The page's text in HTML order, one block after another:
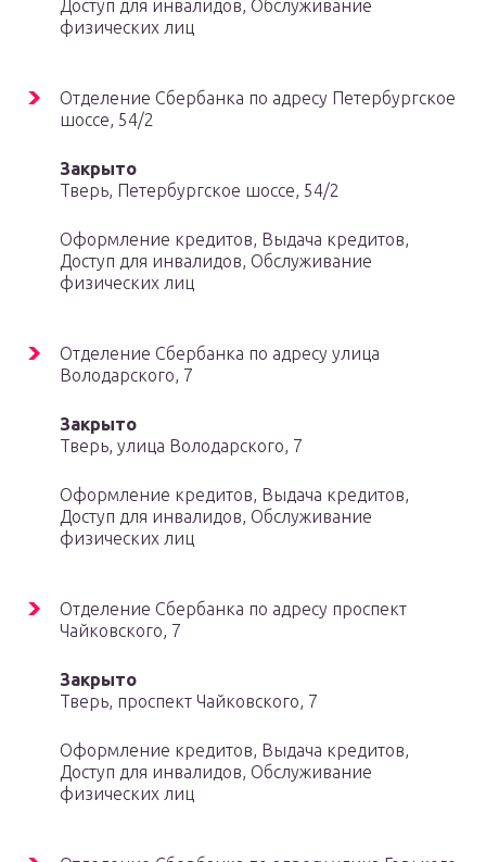
Доступ для инвалидов, Обслуживание
физических лиц
Отделение Сбербанка по адресу Петербургское
шоссе, 54/2
Закрыто
Тверь, Петербургское шоссе, 54/2
Оформление кредитов, Выдача кредитов,
Доступ для инвалидов, Обслуживание
физических лиц
Отделение Сбербанка по адресу улица
Володарского, 7
Закрыто
Тверь, улица Володарского, 7
Оформление кредитов, Выдача кредитов,
Доступ для инвалидов, Обслуживание
физических лиц
Отделение Сбербанка по адресу проспект
Чайковского, 7
Закрыто
Тверь, проспект Чайковского, 7
Оформление кредитов, Выдача кредитов,
Доступ для инвалидов, Обслуживание
физических лиц